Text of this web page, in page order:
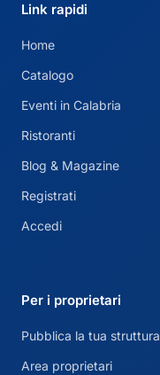
Link rapidi
Home
Catalogo
Eventi in Calabria
Ristoranti
Blog & Magazine
Registrati
Accedi
Per i proprietari
Pubblica la tua struttura
Area proprietari